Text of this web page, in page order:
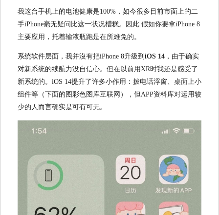
我这台手机上的电池健康是100%，如今很多目前市面上的二
手iPhone毫无疑问比这一状况槽糕。因此 假如你要拿iPhone 8
主要应用，托着输液瓶跑是在所难免的。
系统软件层面，我并沒有把iPhone 8升級到 iOS 14 ，由于确实
对新系统的续航力没自信心。但在以前用XR时我还是感受了
新系统的。iOS 14提升了许多小作用：拨电话浮窗、桌面上小
组件等（下面的图彩色图库互联网），但APP资料库对运用较
少的人而言确实是可有可无。